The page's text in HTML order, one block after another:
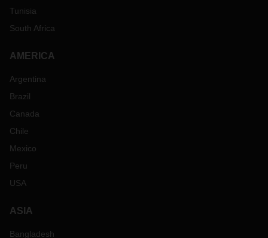
Tunisia
South Africa
AMERICA
Argentina
Brazil
Canada
Chile
Mexico
Peru
USA
ASIA
Bangladesh